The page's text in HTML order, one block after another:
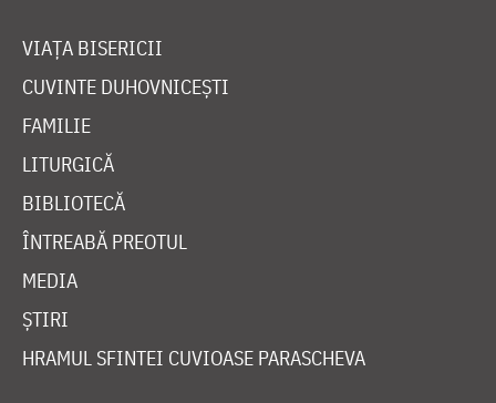
VIAȚA BISERICII
CUVINTE DUHOVNICEȘTI
FAMILIE
LITURGICĂ
BIBLIOTECĂ
ÎNTREABĂ PREOTUL
MEDIA
ȘTIRI
HRAMUL SFINTEI CUVIOASE PARASCHEVA